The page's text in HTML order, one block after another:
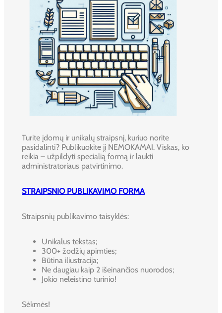
Turite įdomų ir unikalų straipsnį, kuriuo norite
pasidalinti? Publikuokite jį NEMOKAMAI. Viskas, ko
reikia – užpildyti specialią formą ir laukti
administratoriaus patvirtinimo.
STRAIPSNIO PUBLIKAVIMO FORMA
Straipsnių publikavimo taisyklės:
Unikalus tekstas;
300+ žodžių apimties;
Būtina iliustracija;
Ne daugiau kaip 2 išeinančios nuorodos;
Jokio neleistino turinio!
Sėkmės!